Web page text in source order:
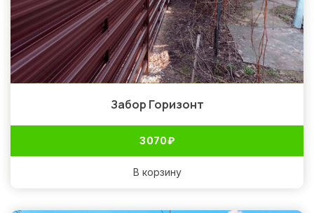
Забор Горизонт
3 070₽
В корзину